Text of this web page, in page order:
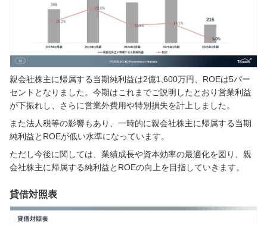
親会社株主に帰属する当期純利益は2億1,600万円、ROEは5パー
セントとなりました。今期はこれまでご説明したとおり営業利益
が下振れし、さらに営業外費用や特別損失を計上しました。
また法人税等の影響もあり、一時的に親会社株主に帰属する当期
純利益とROEが低い水準になっています。
ただし今後に関しては、業績成長や資本効率の最適化を図り、親
会社株主に帰属する純利益とROEの向上を目指していきます。
貸借対照表